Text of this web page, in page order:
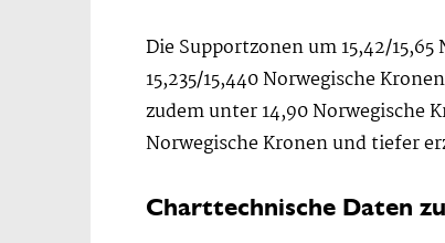
Die Supportzonen um 15,42/
15,235/15,440 Norwegische
zudem unter 14,90 Norwegische
Norwegische Kronen und tiefer
Charttechnische Daten